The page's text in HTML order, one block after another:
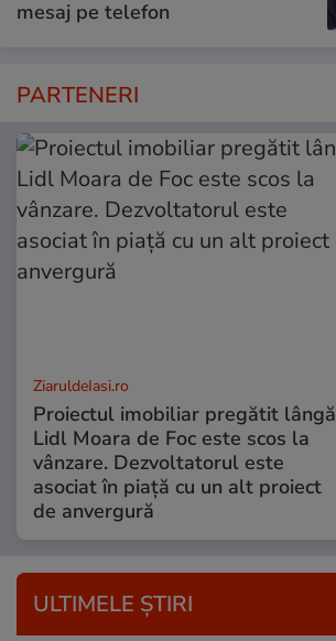
mesaj pe telefon
PARTENERI
ZiaruldeIasi.ro
Proiectul imobiliar pregătit lângă
Lidl Moara de Foc este scos la
vânzare. Dezvoltatorul este
asociat în piață cu un alt proiect
de anvergură
ULTIMELE ȘTIRI